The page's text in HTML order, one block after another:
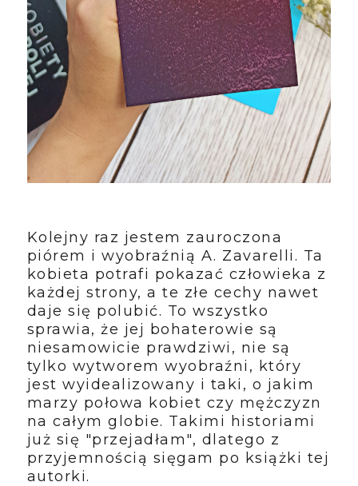
Kolejny raz jestem zauroczona
piórem i wyobraźnią A. Zavarelli. Ta
kobieta potrafi pokazać człowieka z
każdej strony, a te złe cechy nawet
daje się polubić. To wszystko
sprawia, że jej bohaterowie są
niesamowicie prawdziwi, nie są
tylko wytworem wyobraźni, który
jest wyidealizowany i taki, o jakim
marzy połowa kobiet czy mężczyzn
na całym globie. Takimi historiami
już się "przejadłam", dlatego z
przyjemnością sięgam po książki tej
autorki.